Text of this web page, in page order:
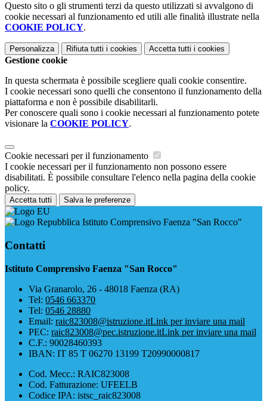
Questo sito o gli strumenti terzi da questo utilizzati si avvalgono di
cookie necessari al funzionamento ed utili alle finalità illustrate nella
COOKIE POLICY.
Personalizza Rifiuta tutti i cookies Accetta tutti i cookies
Gestione cookie
In questa schermata è possibile scegliere quali cookie consentire.
I cookie necessari sono quelli che consentono il funzionamento della
piattaforma e non è possibile disabilitarli.
Per conoscere quali sono i cookie necessari al funzionamento potete
visionare la COOKIE POLICY.
Cookie necessari per il funzionamento
I cookie necessari per il funzionamento non possono essere
disabilitati. È possibile consultare l'elenco nella pagina della cookie
policy.
Accetta tutti Salva le preferenze
Istituto Comprensivo Faenza "San Rocco"
Contatti
Istituto Comprensivo Faenza "San Rocco"
Via Granarolo, 26 - 48018 Faenza (RA)
Tel: 0546 663370
Tel: 0546 28880
Email: raic823008@istruzione.itLink per inviare una mail
PEC: raic823008@pec.istruzione.itLink per inviare una mail
C.F.: 90028460393
IBAN: IT 85 T 06270 13199 T20990000817
Cod. Mecc.: RAIC823008
Cod. Fatturazione: UFEELB
Codice IPA: istsc_raic823008